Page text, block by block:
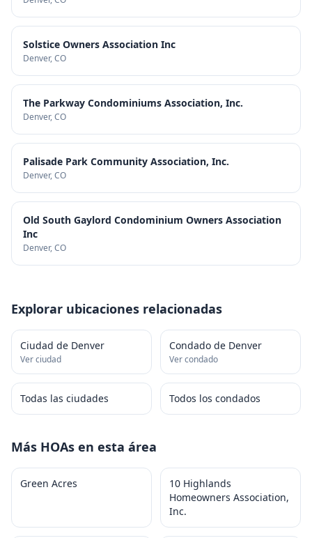
Solstice Owners Association Inc
Denver, CO
The Parkway Condominiums Association, Inc.
Denver, CO
Palisade Park Community Association, Inc.
Denver, CO
Old South Gaylord Condominium Owners Association
Inc
Denver, CO
Explorar ubicaciones relacionadas
Ciudad de Denver
Ver ciudad
Condado de Denver
Ver condado
Todas las ciudades Todos los condados
Más HOAs en esta área
Green Acres
10 Highlands
Homeowners Association,
Inc.